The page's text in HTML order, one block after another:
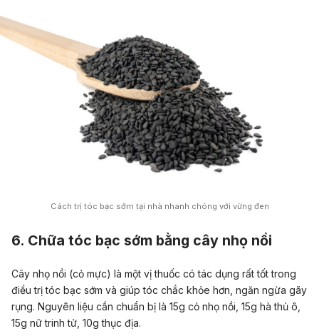
Cách trị tóc bạc sớm tại nhà nhanh chóng với vừng đen
6. Chữa tóc bạc sớm bằng cây nhọ nồi
Cây nhọ nồi (cỏ mực) là một vị thuốc có tác dụng rất tốt trong
điều trị tóc bạc sớm và giúp tóc chắc khỏe hơn, ngăn ngừa gãy
rụng. Nguyên liệu cần chuẩn bị là 15g cỏ nhọ nồi, 15g hà thủ ô,
15g nữ trinh tử, 10g thục địa.